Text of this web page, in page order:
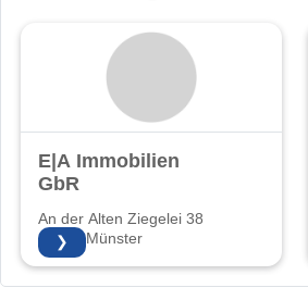
E|A Immobilien
GbR
An der Alten Ziegelei 38
48157 Münster
❯